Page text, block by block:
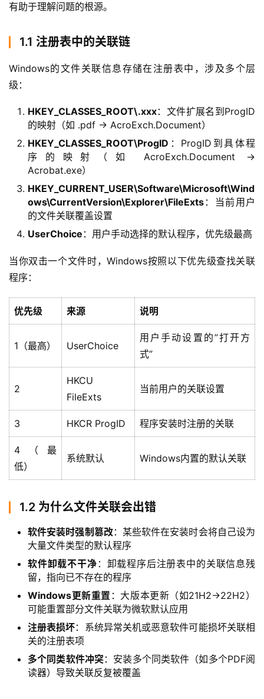
有助于理解问题的根源。
1.1 注册表中的关联链
Windows的文件关联信息存储在注册表中，涉及多个层
级：
HKEY_CLASSES_ROOT\.xxx：文件扩展名到ProgID
的映射（如 .pdf → AcroExch.Document）
HKEY_CLASSES_ROOT\ProgID ：ProgID到具体程
序的映射（如 AcroExch.Document →
Acrobat.exe）
HKEY_CURRENT_USER\Software\Microsoft\Wind
ows\CurrentVersion\Explorer\FileExts ：当前用户
的文件关联覆盖设置
UserChoice ：用户手动选择的默认程序，优先级最高
当你双击一个文件时，Windows按照以下优先级查找关联
程序：
优先级 来源 说明
1（最高） UserChoice
用户手动设置的”打开方
式”
2
HKCU
FileExts
当前用户的关联设置
3 HKCR ProgID 程序安装时注册的关联
4（最
低）
系统默认 Windows内置的默认关联
1.2 为什么文件关联会出错
软件安装时强制篡改：某些软件在安装时会将自己设为
大量文件类型的默认程序
软件卸载不干净 ：卸载程序后注册表中的关联信息残
留，指向已不存在的程序
Windows更新重置 ：大版本更新（如21H2→22H2）
可能重置部分文件关联为微软默认应用
注册表损坏：系统异常关机或恶意软件可能损坏关联相
关的注册表项
多个同类软件冲突：安装多个同类软件（如多个PDF阅
读器）导致关联反复被覆盖